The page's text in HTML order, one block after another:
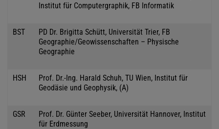
Institut für Computergraphik, FB Informatik
BST
PD Dr. Brigitta Schütt, Universität Trier, FB
Geographie/Geowissenschaften – Physische
Geographie
HSH
Prof. Dr.-Ing. Harald Schuh, TU Wien, Institut für
Geodäsie und Geophysik, (A)
GSR
Prof. Dr. Günter Seeber, Universität Hannover, Institut
für Erdmessung